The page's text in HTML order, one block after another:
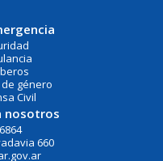
de género
Civil
nosotros
660